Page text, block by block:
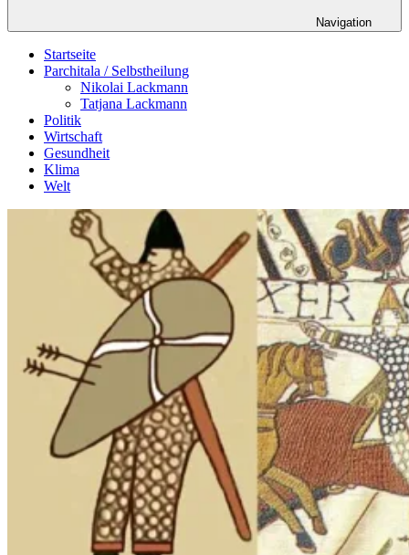
Navigation
Startseite
Parchitala / Selbstheilung
Nikolai Lackmann
Tatjana Lackmann
Politik
Wirtschaft
Gesundheit
Klima
Welt